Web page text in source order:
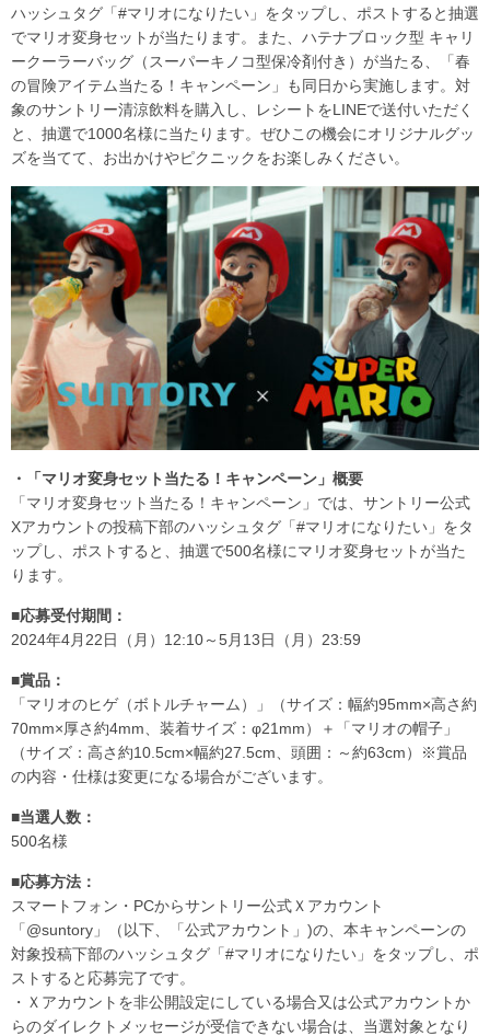
ハッシュタグ「#マリオになりたい」をタップし、ポストすると抽選
でマリオ変身セットが当たります。また、ハテナブロック型 キャリ
ークーラーバッグ（スーパーキノコ型保冷剤付き）が当たる、「春
の冒険アイテム当たる！キャンペーン」も同日から実施します。対
象のサントリー清涼飲料を購入し、レシートをLINEで送付いただく
と、抽選で1000名様に当たります。ぜひこの機会にオリジナルグッ
ズを当てて、お出かけやピクニックをお楽しみください。
・「マリオ変身セット当たる！キャンペーン」概要
「マリオ変身セット当たる！キャンペーン」では、サントリー公式
Xアカウントの投稿下部のハッシュタグ「#マリオになりたい」をタ
ップし、ポストすると、抽選で500名様にマリオ変身セットが当た
ります。
■応募受付期間：
2024年4月22日（月）12:10～5月13日（月）23:59
■賞品：
「マリオのヒゲ（ボトルチャーム）」（サイズ：幅約95mm×高さ約
70mm×厚さ約4mm、装着サイズ：φ21mm）＋「マリオの帽子」
（サイズ：高さ約10.5cm×幅約27.5cm、頭囲：～約63cm）※賞品
の内容・仕様は変更になる場合がございます。
■当選人数：
500名様
■応募方法：
スマートフォン・PCからサントリー公式Ｘアカウント
「@suntory」（以下、「公式アカウント」)の、本キャンペーンの
対象投稿下部のハッシュタグ「#マリオになりたい」をタップし、ポ
ストすると応募完了です。
・Ｘアカウントを非公開設定にしている場合又は公式アカウントか
らのダイレクトメッセージが受信できない場合は、当選対象となり